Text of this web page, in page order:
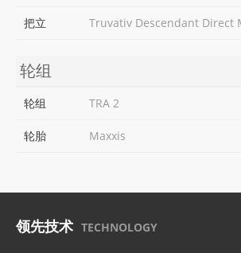
把立 Truvativ Descendant Direct
轮组
轮组 TRA 2
轮胎 Maxxis
领先技术 TECHNOLOGY